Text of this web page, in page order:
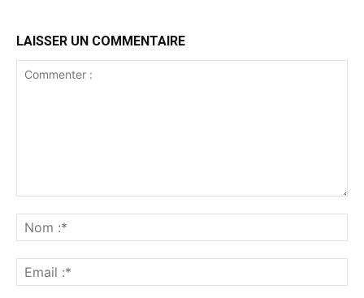
LAISSER UN COMMENTAIRE